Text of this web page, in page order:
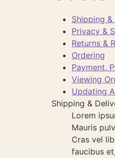
Shipping
Privacy &
Returns &
Ordering
Payment,
Viewing
Updating
Shipping &
Lorem
Mauris
Cras vel
faucibus